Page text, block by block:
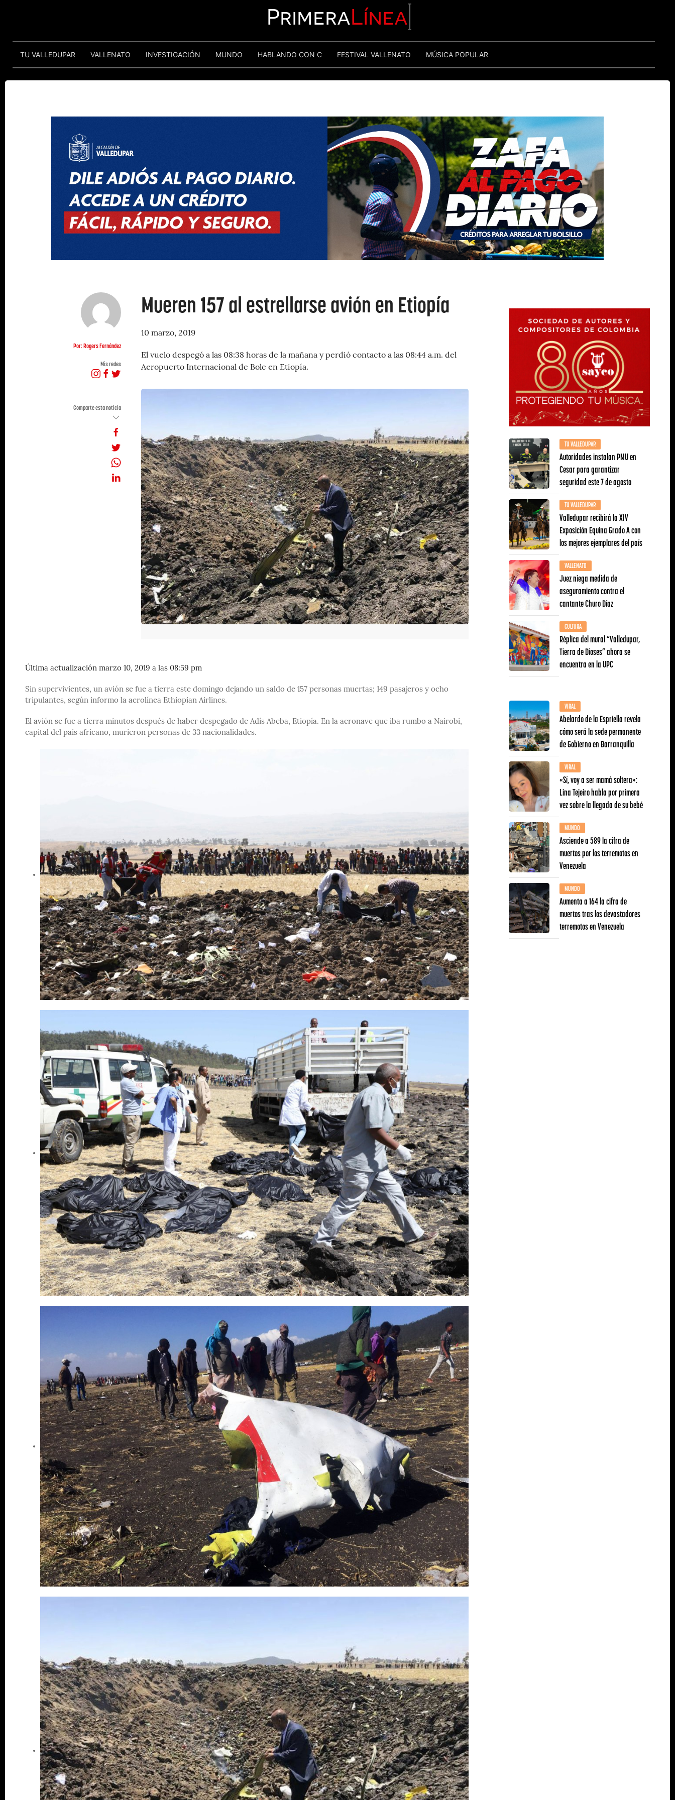
PrimeraLínea
TU VALLEDUPAR VALLENATO INVESTIGACIÓN MUNDO HABLANDO CON C FESTIVAL VALLENATO MÚSICA POPULAR
Por: Rogers Fernández
Mis redes
Comparte esta noticia
Mueren 157 al estrellarse avión en Etiopía
10 marzo, 2019
El vuelo despegó a las 08:38 horas de la mañana y perdió contacto a las 08:44 a.m. del
Aeropuerto Internacional de Bole en Etiopía.
Última actualización marzo 10, 2019 a las 08:59 pm
Sin supervivientes, un avión se fue a tierra este domingo dejando un saldo de 157 personas muertas; 149 pasajeros y ocho
tripulantes, según informo la aerolínea Ethiopian Airlines.
El avión se fue a tierra minutos después de haber despegado de Adís Abeba, Etiopía. En la aeronave que iba rumbo a Nairobi,
capital del país africano, murieron personas de 33 nacionalidades.
TU VALLEDUPAR
Autoridades instalan PMU en
Cesar para garantizar
seguridad este 7 de agosto
TU VALLEDUPAR
Valledupar recibirá la XIV
Exposición Equina Grado A con
los mejores ejemplares del país
VALLENATO
Juez niega medida de
aseguramiento contra el
cantante Churo Díaz
CULTURA
Réplica del mural “Valledupar,
Tierra de Dioses” ahora se
encuentra en la UPC
VIRAL
Abelardo de la Espriella revela
cómo será la sede permanente
de Gobierno en Barranquilla
VIRAL
«Sí, voy a ser mamá soltera»:
Lina Tejeiro habla por primera
vez sobre la llegada de su bebé
MUNDO
Asciende a 589 la cifra de
muertos por los terremotos en
Venezuela
MUNDO
Aumenta a 164 la cifra de
muertos tras los devastadores
terremotos en Venezuela